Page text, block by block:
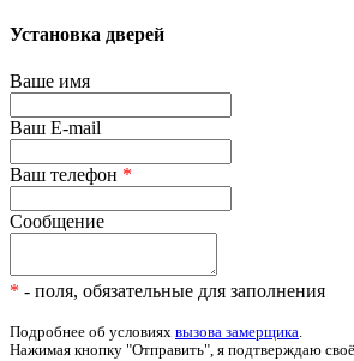
Установка дверей
Ваше имя
Ваш E-mail
Ваш телефон *
Сообщение
* - поля, обязательные для заполнения
Подробнее об условиях вызова замерщика.
Нажимая кнопку "Отправить", я подтверждаю своё